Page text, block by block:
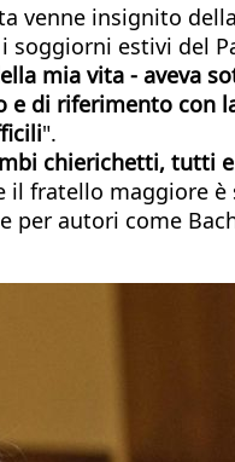
venne insignito
soggiorni estivi del
mia vita - aveva
di riferimento con
".
chierichetti, tutti
il fratello maggiore
per autori come